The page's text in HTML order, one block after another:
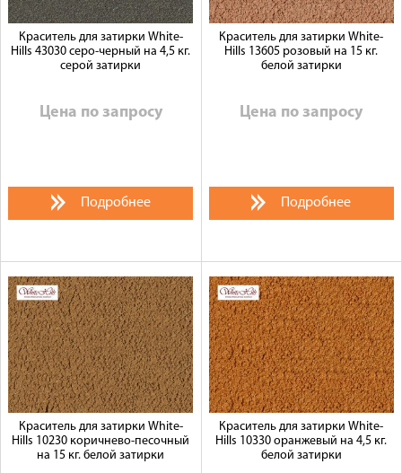
Краситель для затирки White-
Hills 43030 серо-черный на 4,5 кг.
серой затирки
Цена по запросу
Подробнее
Краситель для затирки White-
Hills 13605 розовый на 15 кг.
белой затирки
Цена по запросу
Подробнее
Краситель для затирки White-
Hills 10230 коричнево-песочный
на 15 кг. белой затирки
Краситель для затирки White-
Hills 10330 оранжевый на 4,5 кг.
белой затирки